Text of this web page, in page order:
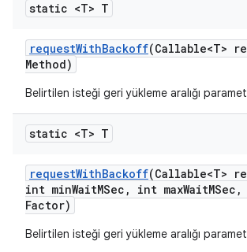
static <T> T
requestWithBackoff(Callable<T>
Method)
Belirtilen isteği geri yükleme aralığı
static <T> T
requestWithBackoff(Callable<T>
int minWaitMSec , int maxWaitMSec ,
Factor)
Belirtilen isteği geri yükleme aralığı